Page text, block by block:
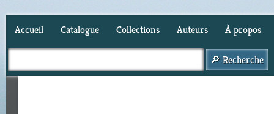
Accueil Catalogue Collections Auteurs À propos